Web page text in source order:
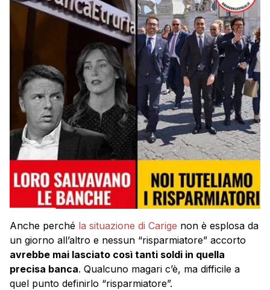
Anche perché la situazione di Carige non è esplosa da
un giorno all’altro e nessun “risparmiatore” accorto
avrebbe mai lasciato così tanti soldi in quella
precisa banca. Qualcuno magari c’è, ma difficile a
quel punto definirlo “risparmiatore”.